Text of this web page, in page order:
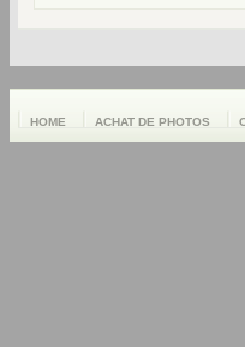
HOME ACHAT DE PHOTOS